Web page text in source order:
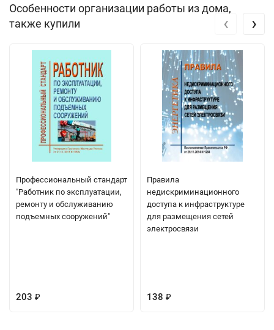
Особенности организации работы из дома,
также купили
Профессиональный стандарт
"Работник по эксплуатации,
ремонту и обслуживанию
подъемных сооружений"
203 ₽
Правила
недискриминационного
доступа к инфраструктуре
для размещения сетей
электросвязи
138 ₽
‹ ›